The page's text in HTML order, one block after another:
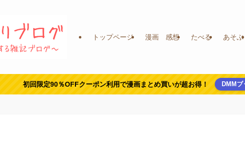
トップページ 漫画 感想 たべる あそぶ
初回限定90％OFFクーポン利用で漫画まとめ買いが超お得！ DMM